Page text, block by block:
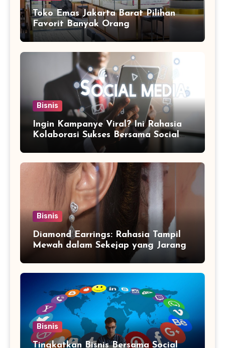
Toko Emas Jakarta Barat Pilihan
Favorit Banyak Orang
Bisnis
Ingin Kampanye Viral? Ini Rahasia
Kolaborasi Sukses Bersama Social
Media Marketing Agency
Bisnis
Diamond Earrings: Rahasia Tampil
Mewah dalam Sekejap yang Jarang
Bisnis
Tingkatkan Bisnis Bersama Social